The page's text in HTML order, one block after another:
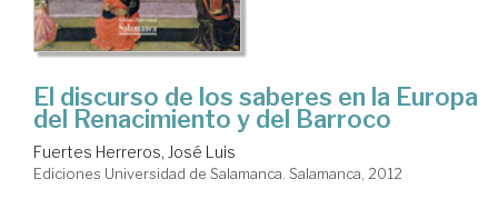
El discurso de los saberes en la Europa
del Renacimiento y del Barroco
Fuertes Herreros, José Luis
Ediciones Universidad de Salamanca. Salamanca, 2012